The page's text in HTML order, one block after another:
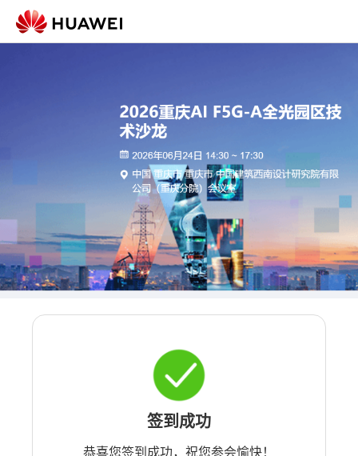
签到成功
恭喜您签到成功，祝您参会愉快！